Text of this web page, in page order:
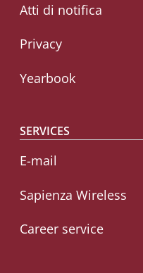
Atti di notifica
Privacy
Yearbook
SERVICES
E-mail
Sapienza Wireless
Career service